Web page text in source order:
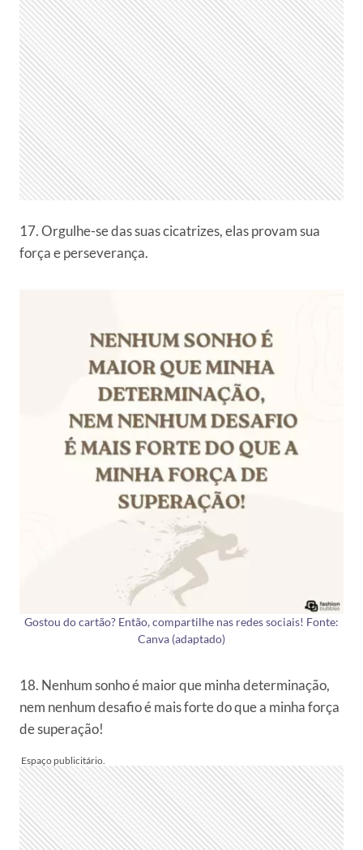
17. Orgulhe-se das suas cicatrizes, elas provam sua
força e perseverança.
Gostou do cartão? Então, compartilhe nas redes sociais! Fonte:
Canva (adaptado)
18. Nenhum sonho é maior que minha determinação,
nem nenhum desafio é mais forte do que a minha força
de superação!